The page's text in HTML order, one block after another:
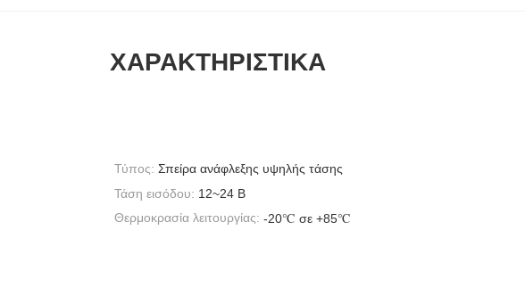
ΧΑΡΑΚΤΗΡΙΣΤΙΚΆ
Τύπος: Σπείρα ανάφλεξης υψηλής τάσης
Τάση εισόδου: 12~24 Β
Θερμοκρασία λειτουργίας: -20℃ σε +85℃